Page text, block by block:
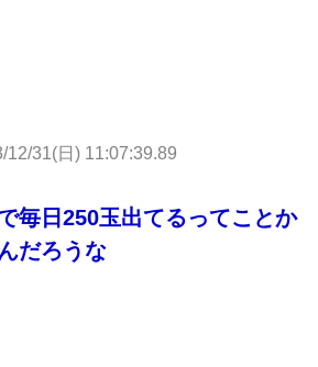
12/31(日) 11:07:39.89
毎日250玉出てるってことか
だろうな